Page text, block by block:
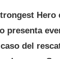
Hero
presenta
del